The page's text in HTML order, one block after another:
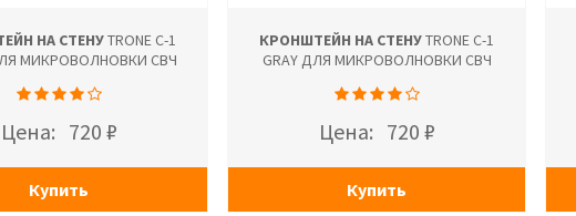
НА СТЕНУTRONE С-1
МИКРОВОЛНОВКИ СВЧ
Цена: 720 ₽
Купить
КРОНШТЕЙН НА СТЕНУTRONE С-1
GRAY ДЛЯ МИКРОВОЛНОВКИ СВЧ
Цена: 720 ₽
Купить